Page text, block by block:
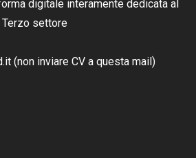
digitale interamente dedicata al
settore
(non inviare CV a questa mail)